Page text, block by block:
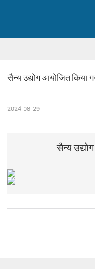
सैन्य उद्योग आयोजित किया
2024-08-29
सैन्य